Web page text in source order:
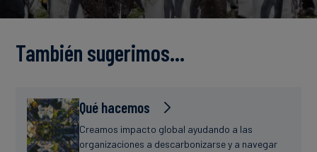
Finanzas
estudio
Noticias
También sugerimos…
Qué hacemos
Creamos impacto global ayudando a las
organizaciones a descarbonizarse y a navegar